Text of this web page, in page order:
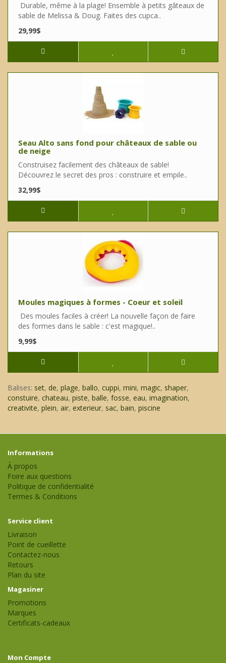
Durable, même à la plage! Ensemble à petits gâteaux de
sable de Melissa & Doug. Faites des cupca..
29,99$
Seau Alto sans fond pour châteaux de sable ou
de neige
Construisez facilement des châteaux de sable!
Découvrez le secret des pros : construire et empile..
32,99$
Moules magiques à formes - Coeur et soleil
Des moules faciles à créer! La nouvelle façon de faire
des formes dans le sable : c'est magique!..
9,99$
Balises: set, de, plage, ballo, cuppi, mini, magic, shaper,
constuire, chateau, piste, balle, fosse, eau, imagination,
creativite, plein, air, exterieur, sac, bain, piscine
Informations
À propos
Foire aux questions
Politique de confidentialité
Termes & Conditions
Service client
Livraison
Point de cueillette
Contactez-nous
Retours
Plan du site
Magasiner
Promotions
Marques
Certificats-cadeaux
Mon Compte